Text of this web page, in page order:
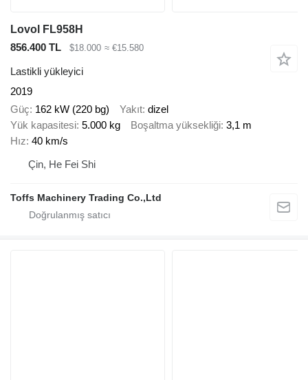
Lovol FL958H
856.400 TL
$18.000 ≈ €15.580
Lastikli yükleyici
2019
Güç 162 kW (220 bg) Yakıt dizel
Yük kapasitesi 5.000 kg Boşaltma yüksekliği 3,1 m
Hız 40 km/s
Çin, He Fei Shi
Toffs Machinery Trading Co.,Ltd